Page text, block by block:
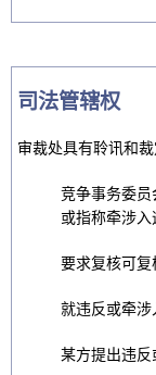
司法管辖权
审裁处具有聆讯和
竞争事务委员
或指称牵涉入
要求复核可复
就违反或牵涉
某方提出违反